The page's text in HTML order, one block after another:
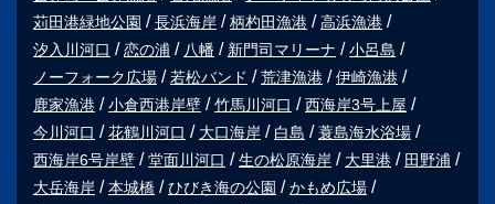
苅田港緑地公園
長浜海岸 柄杓田漁港
高浜漁港
汐入川河口
恋の浦 八幡 新門司マリーナ
小呂島
ノーフォーク広場
若松バンド 荒津漁港
伊崎漁港
鹿家漁港
小倉西港岸壁 竹馬川河口
西海岸3号上屋
今川河口
花鶴川河口 大口海岸 白島
蓑島海水浴場
西海岸6号岸壁
堂面川河口 生の松原海岸 大里港
田野浦
大岳海岸
本城橋 ひびき海の公園
かもめ広場